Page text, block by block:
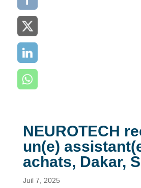
NEUROTECH
un(e)
achats, Dakar,
Juil 7, 2025